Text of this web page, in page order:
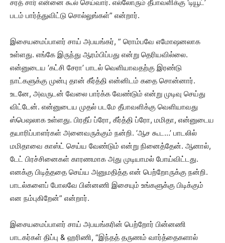
சரத் சார் என்னை கூல் செய்வார். எல்லோரும் தீபாவளிக்கு ‘டியூட்’
படம் பார்த்துவிட்டு சொல்லுங்கள்” என்றார்.
இசையமைப்பாளர் சாய் அபயங்கர், ” ரொம்பவே எமோஷனலாக
உள்ளது. எங்கே இருந்து ஆரம்பிப்பது என்று தெரியவில்லை.
என்னுடைய ‘கட்சி சேரா’ பாடல் வெளியாவதற்கு இரண்டு
நாட்களுக்கு முன்பு தான் கீர்த்தி என்னிடம் கதை சொன்னார்.
உடனே, அவருடன் வேலை பார்க்க வேண்டும் என்று முடிவு செய்து
விட்டேன். என்னுடைய முதல் படமே தீபாவளிக்கு வெளியாவது
ஸ்பெஷலாக உள்ளது. பிரதீப் ப்ரோ, கீர்த்தி ப்ரோ, மமிதா, என்னுடைய
தயாரிப்பாளர்கள் அனைவருக்கும் நன்றி. ‘ஆச கூட…’ பாடலில்
மமிதாவை காஸ்ட் செய்ய வேண்டும் என்று நினைத்தேன். ஆனால்,
டேட் பிரச்சினைகள் காரணமாக அது முடியாமல் போய்விட்டது.
எனக்கு பிடித்ததை செய்ய அனுமதித்த என் பெற்றோருக்கு நன்றி.
பாடல்களைப் போலவே பின்னணி இசையும் உங்களுக்கு பிடிக்கும்
என நம்புகிறேன்” என்றார்.
இசையமைப்பாளர் சாய் அபயங்கரின் பெற்றோர் பின்னணி
பாடகர்கள் திப்பு & ஹரிணி, “இந்தத் தருணம் வார்த்தைகளால்